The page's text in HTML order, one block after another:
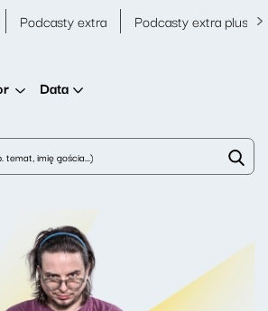
Podcasty extra Podcasty extra plus
Data